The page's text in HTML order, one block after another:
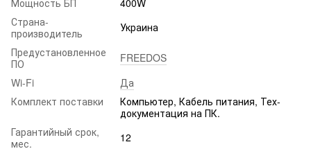
Страна-
производитель
Украина
Предустановленное
ПО
FREEDOS
Wi-Fi
Да
Комплект поставки
Компьютер, Кабель питания, Тех-
документация на ПК.
Гарантийный срок,
мес.
12